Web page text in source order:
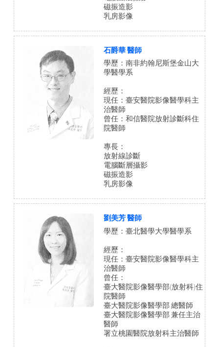
磁振造影
乳房影像
石爵華 醫師
學歷：南非約翰尼斯堡金山大
學醫學系
經歷：
現任：臺安醫院影像醫學科主
治醫師
曾任：和信醫院放射診斷科住
院醫師
專長：
放射線診斷
電腦斷層攝影
磁振造影
乳房影像
劉美芳 醫師
學歷：臺北醫學大學醫學系
經歷：
現任：臺安醫院影像醫學科主
治醫師
曾任：
臺大醫院影像醫學部(放射科)住
院醫師
臺大醫院影像醫學部 總醫師
臺大醫院影像醫學部 兼任主治
醫師
署立桃園醫院放射科主治醫師